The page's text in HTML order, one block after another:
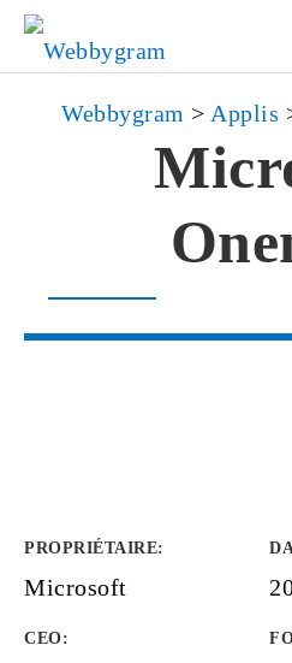
Webbygram > Applis
PROPRIÉTAIRE:
Microsoft
CEO: